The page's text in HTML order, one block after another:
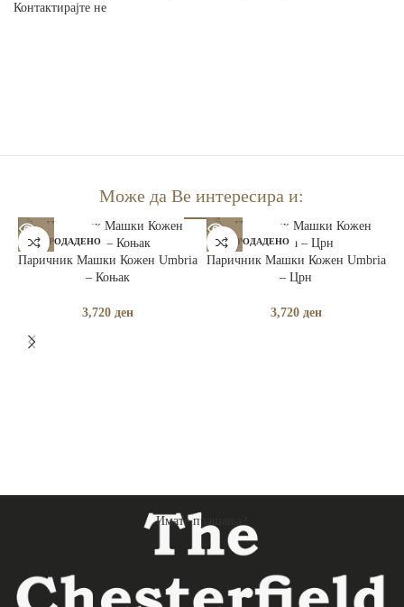
Контактирајте не
Може да Ве интересира и:
РАСПРОДАДЕНО
Паричник Машки Кожен Umbria
– Коњак
3,720 ден
РАСПРОДАДЕНО
Паричник Машки Кожен Umbria
– Црн
3,720 ден
Имате прашања?